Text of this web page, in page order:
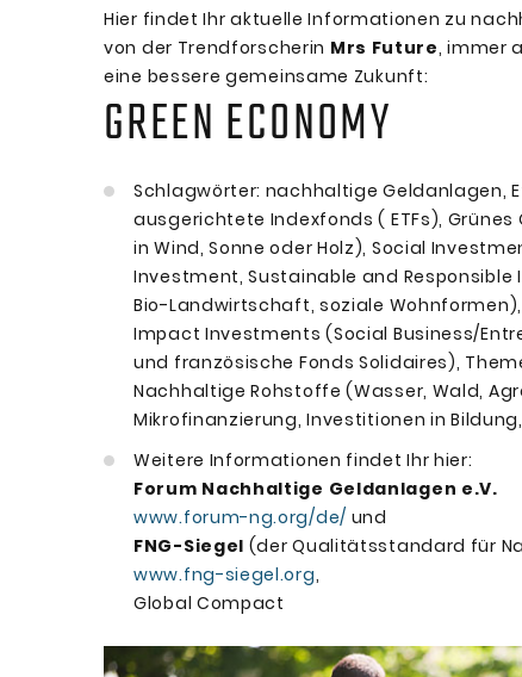
Hier findet Ihr aktuelle Informationen zu
von der Trendforscherin Mrs Future, immer
eine bessere gemeinsame Zukunft:
GREEN ECONOMY
Schlagwörter: nachhaltige Geldanlagen,
ausgerichtete Indexfonds ( ETFs),
in Wind, Sonne oder Holz), Social
Investment, Sustainable and
Bio-Landwirtschaft, soziale
Impact Investments (Social Business/
und französische Fonds Solidaires),
Nachhaltige Rohstoffe (Wasser, Wald,
Mikrofinanzierung, Investitionen in
Weitere Informationen findet Ihr hier:
Forum Nachhaltige Geldanlagen e.V.
www.forum-ng.org/de/ und
FNG-Siegel (der Qualitätsstandard für
www.fng-siegel.org,
Global Compact